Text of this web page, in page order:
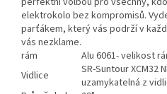
elektrokolo bez kompromisů.
parťákem, který vás podrží v
vás nezklame.
rám
Alu 6061- velikost
Vidlice
SR-Suntour XCM32
uzamykatelná z